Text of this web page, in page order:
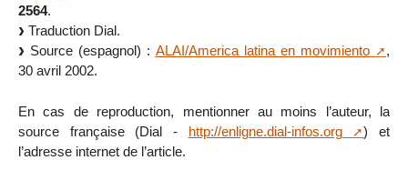
2564.
Traduction Dial.
Source (espagnol) : ALAI/America latina en movimiento
,
30 avril 2002.
En cas de reproduction, mentionner au moins l’auteur, la
source française (Dial - http://enligne.dial-infos.org
) et
l’adresse internet de l’article.